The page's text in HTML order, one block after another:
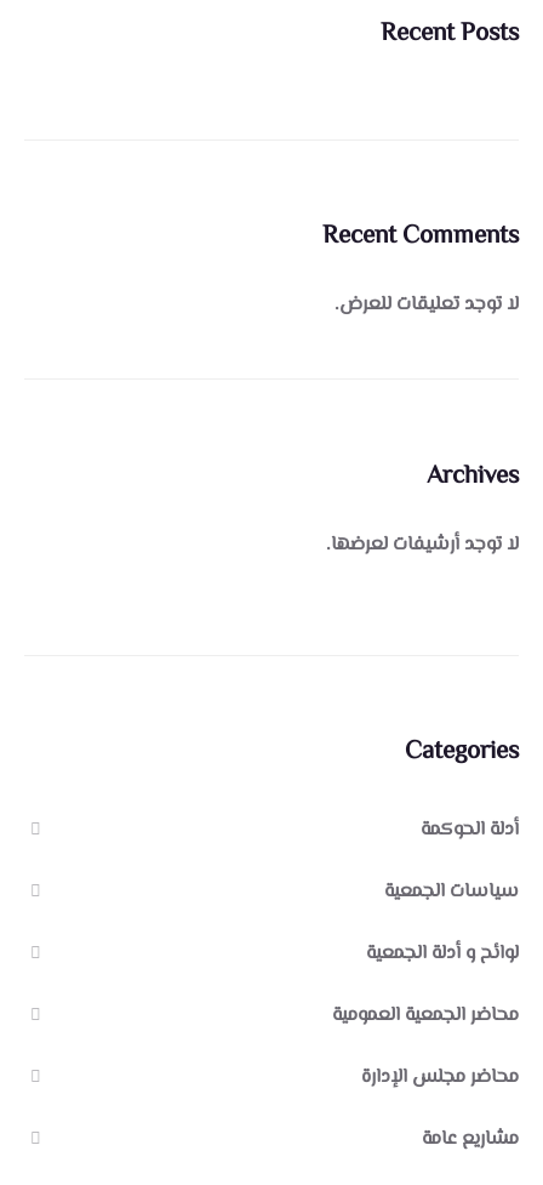
Recent Posts
Recent Comments
لا توجد تعليقات للعرض.
Archives
لا توجد أرشيفات لعرضها.
Categories
أدلة الحوكمة
سياسات الجمعية
لوائح و أدلة الجمعية
محاضر الجمعية العمومية
محاضر مجلس الإدارة
مشاريع عامة